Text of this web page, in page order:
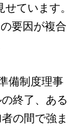
ています。
要因が複合
備制度理事
終了、ある
の間で強ま